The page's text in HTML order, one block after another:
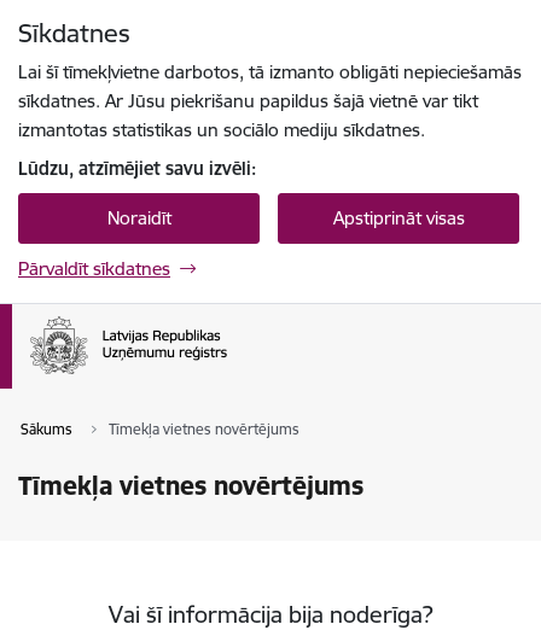
Sīkdatnes
Lai šī tīmekļvietne darbotos, tā izmanto obligāti nepieciešamās
sīkdatnes. Ar Jūsu piekrišanu papildus šajā vietnē var tikt
izmantotas statistikas un sociālo mediju sīkdatnes.
Lūdzu, atzīmējiet savu izvēli:
Noraidīt Apstiprināt visas
Pārvaldīt sīkdatnes
Sākums Tīmekļa vietnes novērtējums
Tīmekļa vietnes novērtējums
Vai šī informācija bija noderīga?